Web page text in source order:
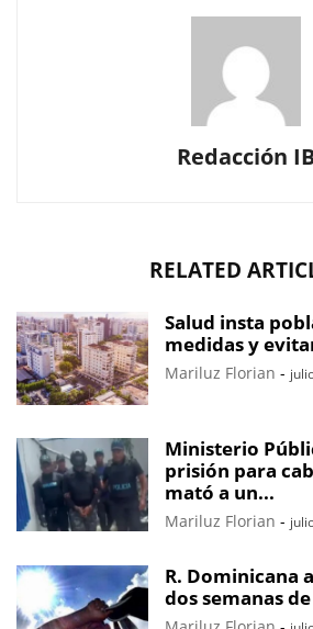
Redacción
RELATED
Salud insta
medidas y
Mariluz Florian -
Ministerio
prisión para
mató a un...
Mariluz Florian -
R. Dominicana
dos semanas